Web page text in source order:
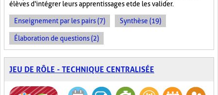
élèves d'intégrer leurs apprentissages et de les valider.
Enseignement par les pairs (7) Synthèse (19)
Élaboration de questions (2)
JEU DE RÔLE - TECHNIQUE CENTRALISÉE